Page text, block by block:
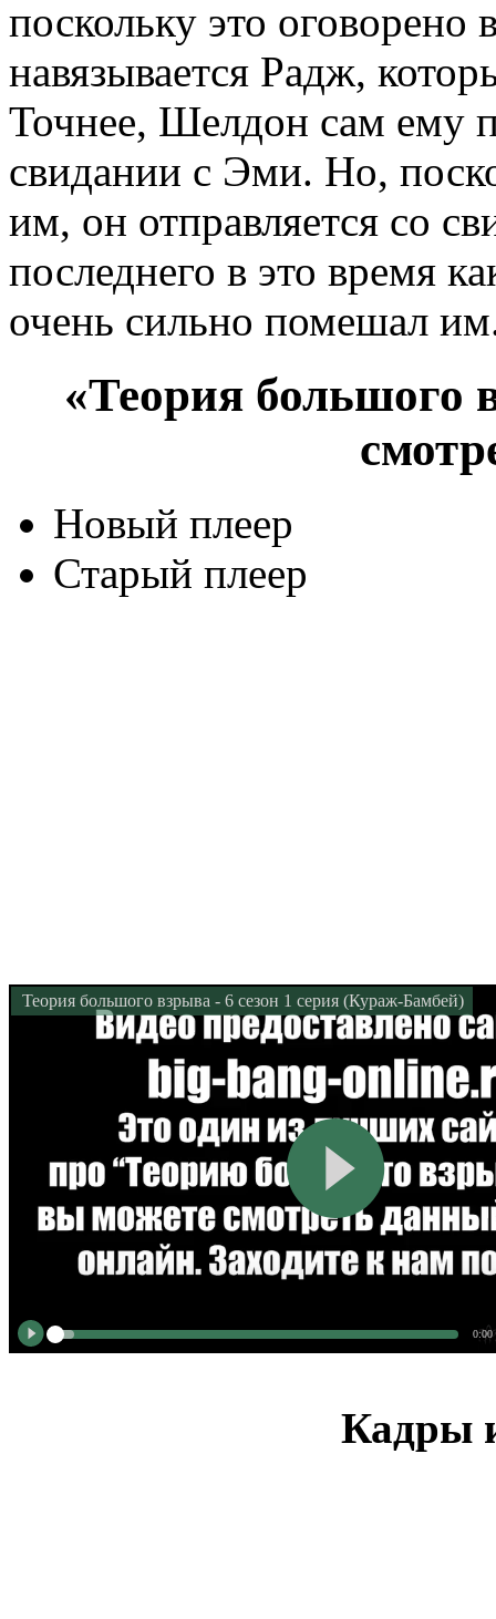
поскольку это
навязывается Радж,
Точнее, Шелдон сам ему
свидании с Эми. Но,
им, он отправляется со
последнего в это время
очень сильно помешал
«Теория большого
Новый плеер
Старый плеер
Теория большого взрыва - 6 сезон 1 серия (Кураж-Бамбей)
0:00
Кадры